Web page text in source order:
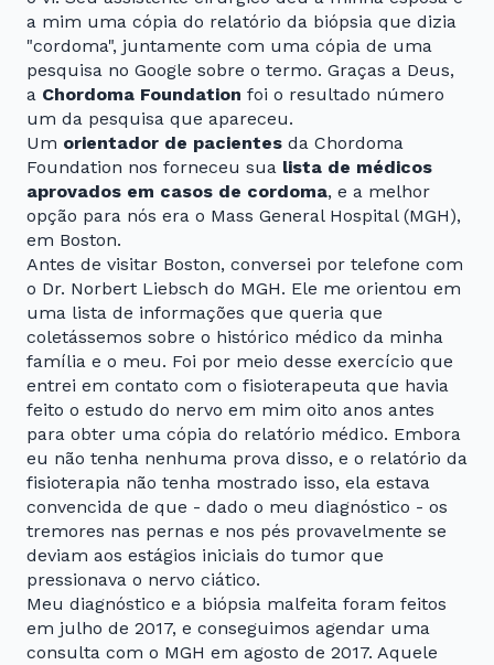
a mim uma cópia do relatório da biópsia que dizia
"cordoma", juntamente com uma cópia de uma
pesquisa no Google sobre o termo. Graças a Deus,
a Chordoma Foundation foi o resultado número
um da pesquisa que apareceu.
Um orientador de pacientes da Chordoma
Foundation nos forneceu sua lista de médicos
aprovados em casos de cordoma, e a melhor
opção para nós era o Mass General Hospital (MGH),
em Boston.
Antes de visitar Boston, conversei por telefone com
o Dr. Norbert Liebsch do MGH. Ele me orientou em
uma lista de informações que queria que
coletássemos sobre o histórico médico da minha
família e o meu. Foi por meio desse exercício que
entrei em contato com o fisioterapeuta que havia
feito o estudo do nervo em mim oito anos antes
para obter uma cópia do relatório médico. Embora
eu não tenha nenhuma prova disso, e o relatório da
fisioterapia não tenha mostrado isso, ela estava
convencida de que - dado o meu diagnóstico - os
tremores nas pernas e nos pés provavelmente se
deviam aos estágios iniciais do tumor que
pressionava o nervo ciático.
Meu diagnóstico e a biópsia malfeita foram feitos
em julho de 2017, e conseguimos agendar uma
consulta com o MGH em agosto de 2017. Aquele